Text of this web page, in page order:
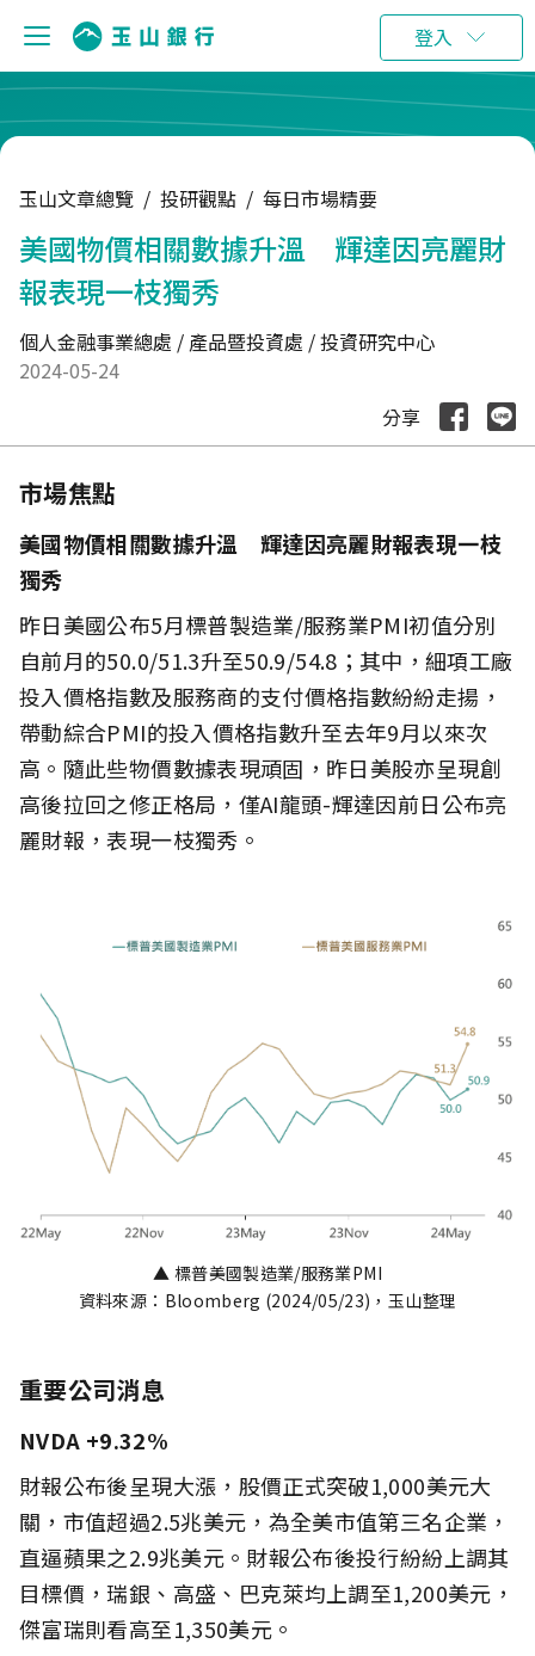
登入
玉山文章總覽 / 投研觀點 / 每日市場精要
美國物價相關數據升溫 輝達因亮麗財
報表現一枝獨秀
個人金融事業總處 / 產品暨投資處 / 投資研究中心
2024-05-24
分享
市場焦點
美國物價相關數據升溫 輝達因亮麗財報表現一枝
獨秀
昨日美國公布5月標普製造業/服務業PMI初值分別
自前月的50.0/51.3升至50.9/54.8；其中，細項工廠
投入價格指數及服務商的支付價格指數紛紛走揚，
帶動綜合PMI的投入價格指數升至去年9月以來次
高。隨此些物價數據表現頑固，昨日美股亦呈現創
高後拉回之修正格局，僅AI龍頭-輝達因前日公布亮
麗財報，表現一枝獨秀。
▲ 標普美國製造業/服務業PMI
資料來源：Bloomberg (2024/05/23)，玉山整理
重要公司消息
NVDA +9.32%
財報公布後呈現大漲，股價正式突破1,000美元大
關，市值超過2.5兆美元，為全美市值第三名企業，
直逼蘋果之2.9兆美元。財報公布後投行紛紛上調其
目標價，瑞銀、高盛、巴克萊均上調至1,200美元，
傑富瑞則看高至1,350美元。